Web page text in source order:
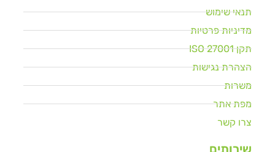
תנאי שימוש
מדיניות פרטיות
תקן ISO 27001
הצהרת נגישות
משרות
מפת אתר
צרו קשר
שירותים